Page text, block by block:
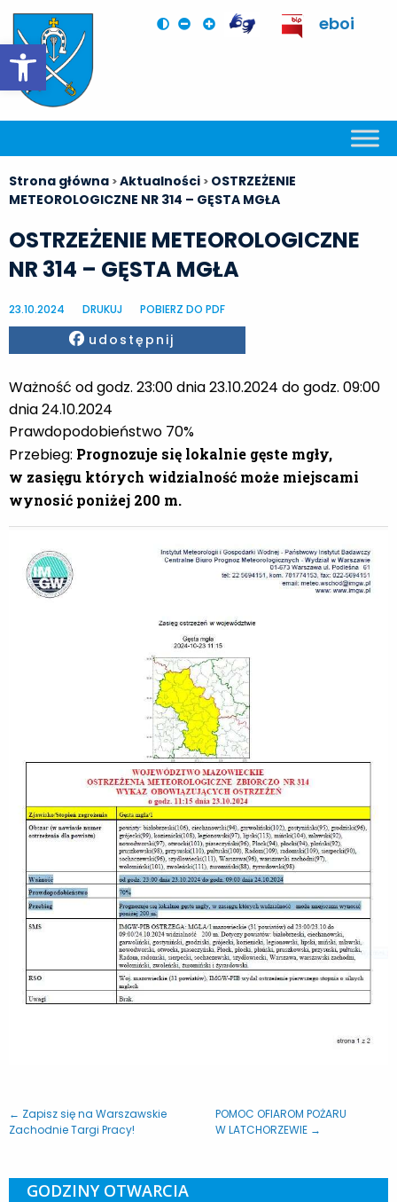
Otwórz pasek narzędzi
eboi
Strona główna >Aktualności > OSTRZEŻENIE
METEOROLOGICZNE NR 314 – GĘSTA MGŁA
OSTRZEŻENIE METEOROLOGICZNE
NR 314 – GĘSTA MGŁA
23.10.2024 DRUKUJ POBIERZ DO PDF
Facebook
udostępnij
Ważność od godz. 23:00 dnia 23.10.2024 do godz. 09:00
dnia 24.10.2024
Prawdopodobieństwo 70%
Przebieg: Prognozuje się lokalnie gęste mgły,
w zasięgu których widzialność może miejscami
wynosić poniżej 200 m.
← Zapisz się na Warszawskie
Zachodnie Targi Pracy!
POMOC OFIAROM POŻARU
W LATCHORZEWIE →
GODZINY OTWARCIA